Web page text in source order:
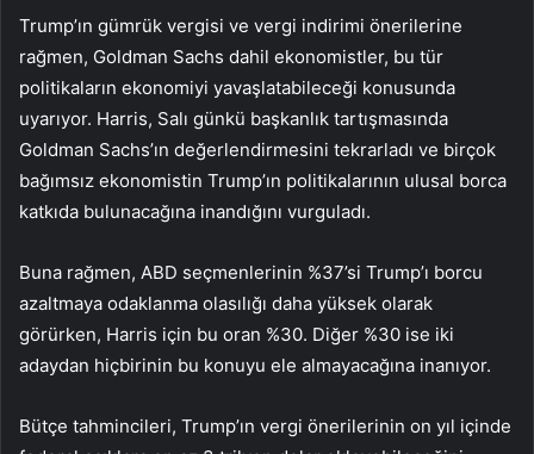
Trump’ın gümrük vergisi ve vergi indirimi önerilerine
rağmen, Goldman Sachs dahil ekonomistler, bu tür
politikaların ekonomiyi yavaşlatabileceği konusunda
uyarıyor. Harris, Salı günkü başkanlık tartışmasında
Goldman Sachs’ın değerlendirmesini tekrarladı ve birçok
bağımsız ekonomistin Trump’ın politikalarının ulusal borca
katkıda bulunacağına inandığını vurguladı.
Buna rağmen, ABD seçmenlerinin %37’si Trump’ı borcu
azaltmaya odaklanma olasılığı daha yüksek olarak
görürken, Harris için bu oran %30. Diğer %30 ise iki
adaydan hiçbirinin bu konuyu ele almayacağına inanıyor.
Bütçe tahmincileri, Trump’ın vergi önerilerinin on yıl içinde